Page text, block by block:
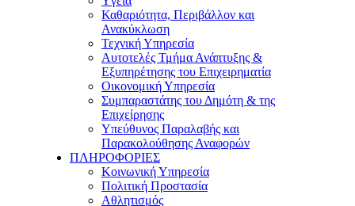
Καθαριότητα, Περιβάλλον και
Ανακύκλωση
Τεχνική Υπηρεσία
Αυτοτελές Τμήμα Ανάπτυξης &
Εξυπηρέτησης του Επιχειρηματία
Οικονομική Υπηρεσία
Συμπαραστάτης του Δημότη & της
Επιχείρησης
Υπεύθυνος Παραλαβής και
Παρακολούθησης Αναφορών
ΠΛΗΡΟΦΟΡΙΕΣ
Κοινωνική Υπηρεσία
Πολιτική Προστασία
Αθλητισμός